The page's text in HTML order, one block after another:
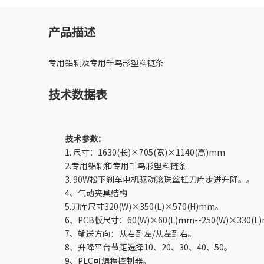
产品描述
专用铝轨及专用千鸟形塑料链条
技术数据表
技术参数：
1. 尺寸：1630(长)×705(宽)×1140(高)mm
2.专用铝轨和专用千鸟形塑料链条
3. 90W松下刹车电机驱动滚珠丝杠刀库步进升降。。
4、气动夹具结构
5.刀库尺寸320(W)×350(L)×570(H)mm。
6、PCB板尺寸：60(W)×60(L)mm--
7、输送方向：从右到左/从左到右。
8、升降平台节距选择10、20、30、40、50。
9、PLC可编程控制器。